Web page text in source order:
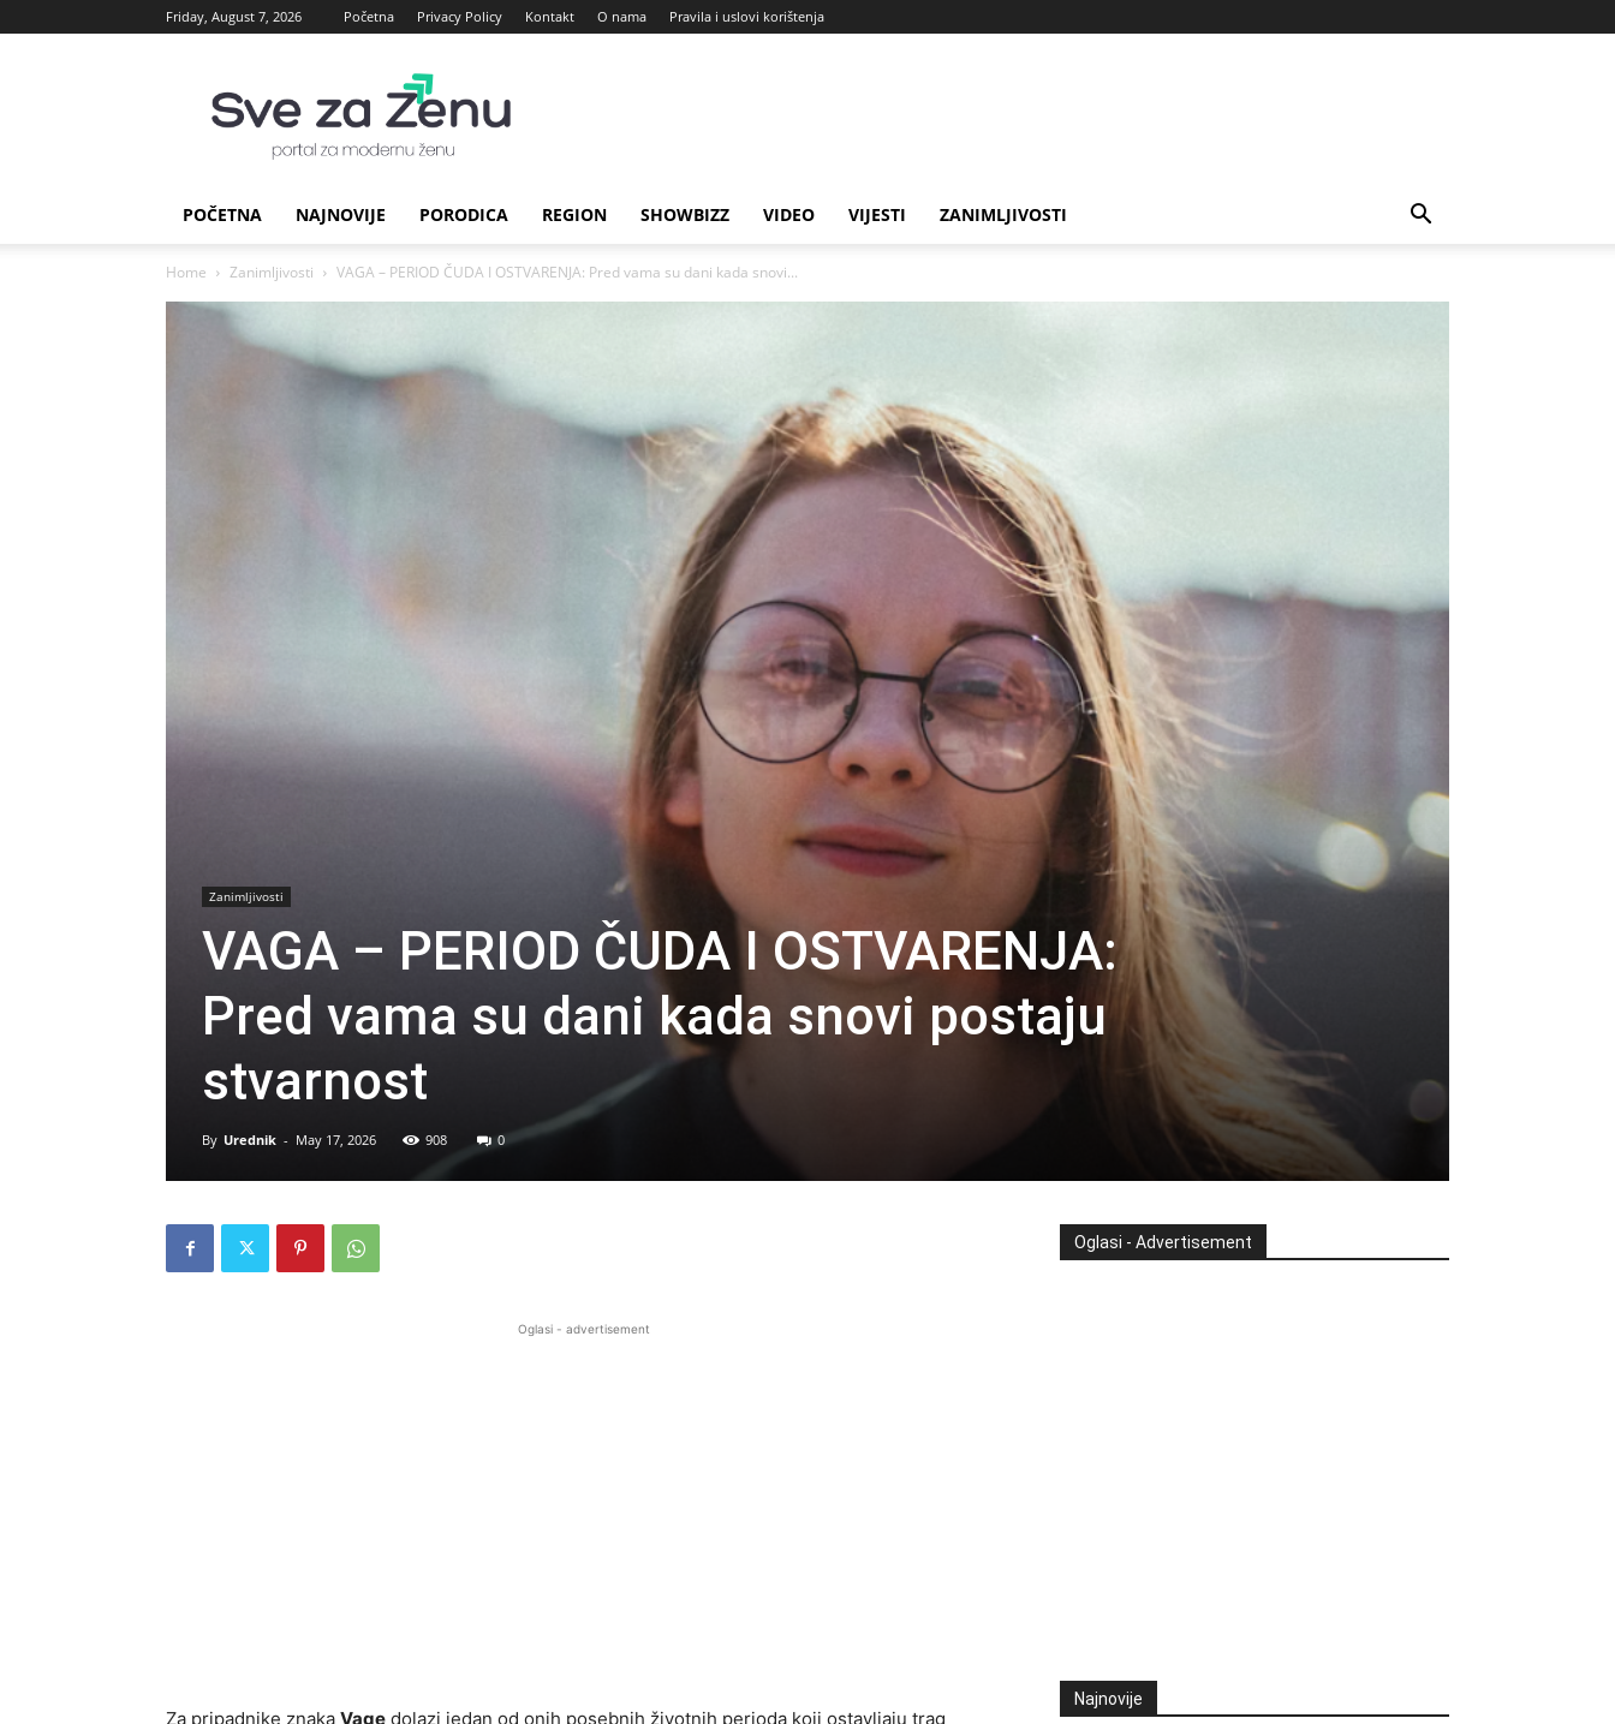
Friday, August 7, 2026 Početna Privacy Policy Kontakt O nama Pravila i uslovi korištenja
za
Zenu
POČETNA NAJNOVIJE PORODICA REGION SHOWBIZZ VIDEO VIJESTI ZANIMLJIVOSTI
Home Zanimljivosti VAGA – PERIOD ČUDA I OSTVARENJA: Pred vama su dani kada snovi...
Zanimljivosti
VAGA – PERIOD ČUDA I OSTVARENJA:
Pred vama su dani kada snovi postaju
stvarnost
By Urednik - May 17, 2026 908 0
Oglasi - advertisement
Za pripadnike znaka Vage dolazi jedan od onih posebnih životnih perioda koji ostavljaju trag
Oglasi - Advertisement
Najnovije